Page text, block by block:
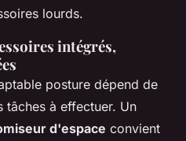
lourds.
intégrés,
posture dépend de
tâches à effectuer. Un
d'espace convient